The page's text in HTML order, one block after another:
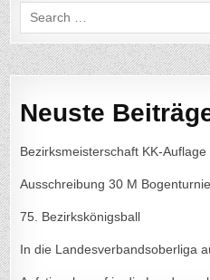
Search
for:
Neuste
Bezirksmeisterschaft KK-
Ausschreibung 30 M
75. Bezirkskönigsball
In die Landesverbandsoberliga